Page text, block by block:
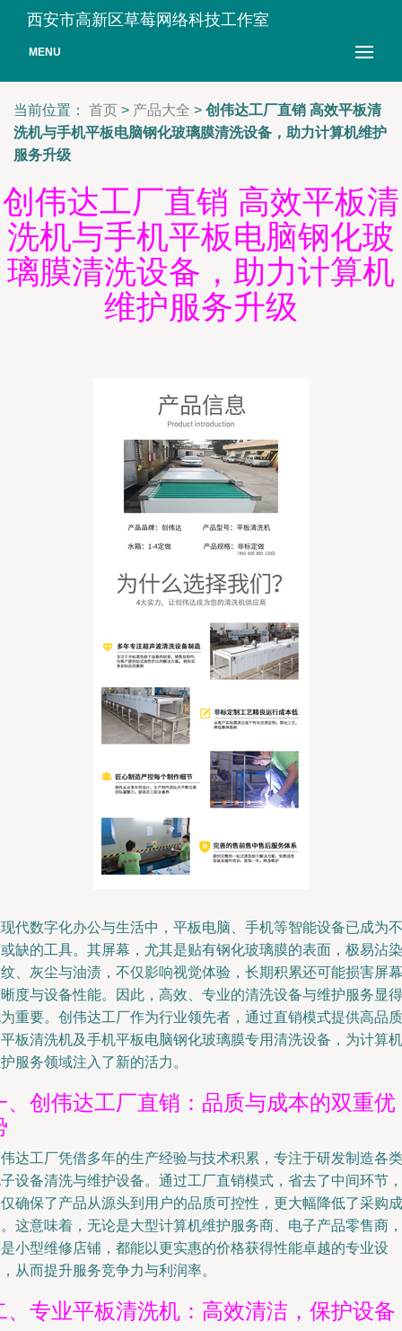
西安市高新区草莓网络科技工作室
MENU
当前位置： 首页 > 产品大全 > 创伟达工厂直销 高效平板清
洗机与手机平板电脑钢化玻璃膜清洗设备，助力计算机维护
服务升级
创伟达工厂直销 高效平板清
洗机与手机平板电脑钢化玻
璃膜清洗设备，助力计算机
维护服务升级
代数字化办公与生活中，平板电脑、手机等智能设备已成为不
缺的工具。其屏幕，尤其是贴有钢化玻璃膜的表面，极易沾染
、灰尘与油渍，不仅影响视觉体验，长期积累还可能损害屏幕
度与设备性能。因此，高效、专业的清洗设备与维护服务显得
重要。创伟达工厂作为行业领先者，通过直销模式提供高品质
板清洗机及手机平板电脑钢化玻璃膜专用清洗设备，为计算机
服务领域注入了新的活力。
、创伟达工厂直销：品质与成本的双重优
达工厂凭借多年的生产经验与技术积累，专注于研发制造各类
设备清洗与维护设备。通过工厂直销模式，省去了中间环节，
确保了产品从源头到用户的品质可控性，更大幅降低了采购成
这意味着，无论是大型计算机维护服务商、电子产品零售商，
小型维修店铺，都能以更实惠的价格获得性能卓越的专业设
从而提升服务竞争力与利润率。
、专业平板清洗机：高效清洁，保护设备